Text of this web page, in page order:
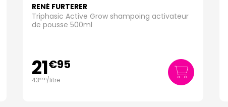
RENÉ FURTERER
Triphasic Active Grow shampoing activateur
de pousse 500ml
21€95
43€90/litre